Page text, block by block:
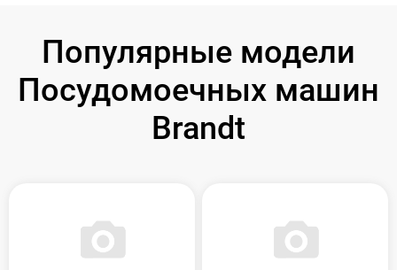
Популярные модели
Посудомоечных машин
Brandt